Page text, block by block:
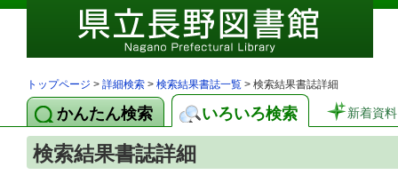
トップページ > 詳細検索 > 検索結果書誌一覧 > 検索結果書誌詳細
かんたん検索 いろいろ検索 新着資料
検索結果書誌詳細